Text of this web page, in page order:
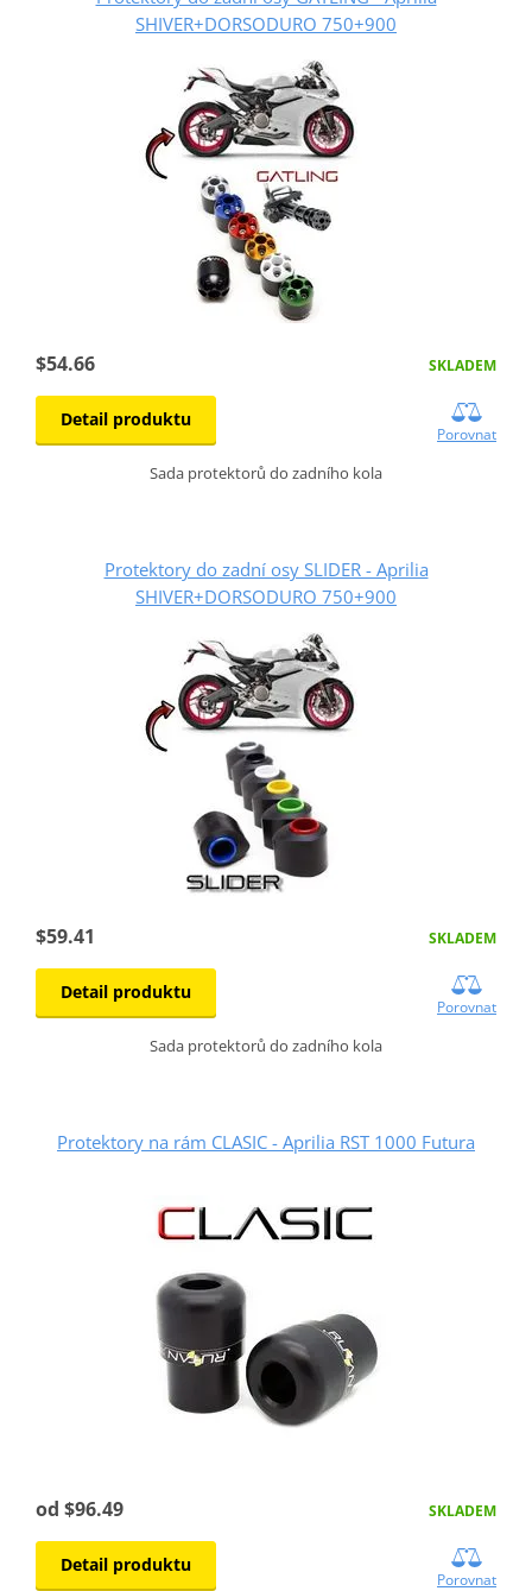
SHIVER+DORSODURO 750+900
$54.66 SKLADEM
Detail produktu
Porovnat
Sada protektorů do zadního kola
Protektory do zadní osy SLIDER - Aprilia
SHIVER+DORSODURO 750+900
$59.41 SKLADEM
Detail produktu
Porovnat
Sada protektorů do zadního kola
Protektory na rám CLASIC - Aprilia RST 1000 Futura
od $96.49 SKLADEM
Detail produktu
Porovnat